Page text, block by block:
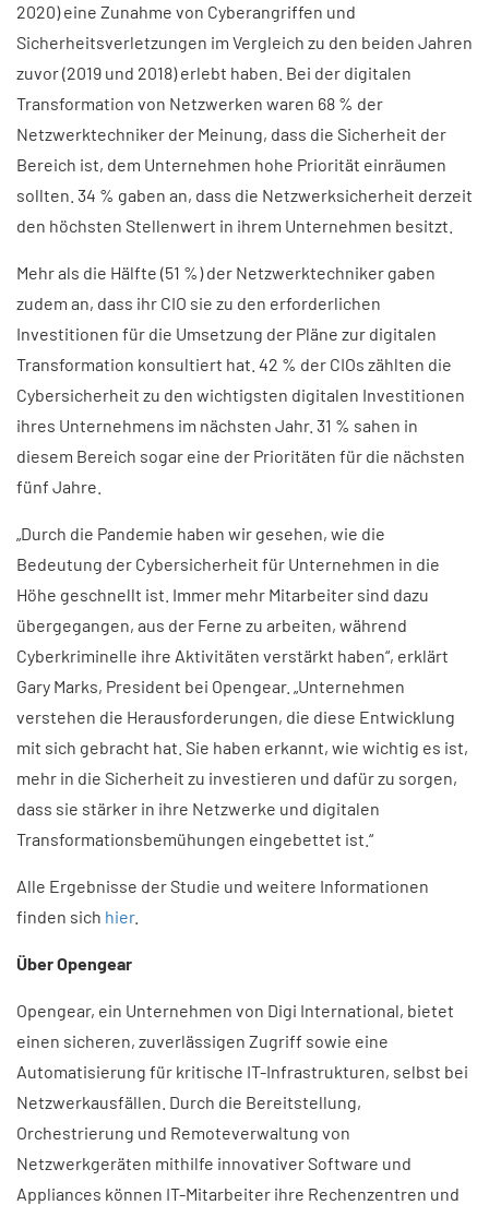
2020) eine Zunahme von Cyberangriffen und
Sicherheitsverletzungen im Vergleich zu den beiden Jahren
zuvor (2019 und 2018) erlebt haben. Bei der digitalen
Transformation von Netzwerken waren 68 % der
Netzwerktechniker der Meinung, dass die Sicherheit der
Bereich ist, dem Unternehmen hohe Priorität einräumen
sollten. 34 % gaben an, dass die Netzwerksicherheit derzeit
den höchsten Stellenwert in ihrem Unternehmen besitzt.
Mehr als die Hälfte (51 %) der Netzwerktechniker gaben
zudem an, dass ihr CIO sie zu den erforderlichen
Investitionen für die Umsetzung der Pläne zur digitalen
Transformation konsultiert hat. 42 % der CIOs zählten die
Cybersicherheit zu den wichtigsten digitalen Investitionen
ihres Unternehmens im nächsten Jahr. 31 % sahen in
diesem Bereich sogar eine der Prioritäten für die nächsten
fünf Jahre.
„Durch die Pandemie haben wir gesehen, wie die
Bedeutung der Cybersicherheit für Unternehmen in die
Höhe geschnellt ist. Immer mehr Mitarbeiter sind dazu
übergegangen, aus der Ferne zu arbeiten, während
Cyberkriminelle ihre Aktivitäten verstärkt haben“, erklärt
Gary Marks, President bei Opengear. „Unternehmen
verstehen die Herausforderungen, die diese Entwicklung
mit sich gebracht hat. Sie haben erkannt, wie wichtig es ist,
mehr in die Sicherheit zu investieren und dafür zu sorgen,
dass sie stärker in ihre Netzwerke und digitalen
Transformationsbemühungen eingebettet ist.“
Alle Ergebnisse der Studie und weitere Informationen
finden sich hier. ​
Über Opengear
Opengear, ein Unternehmen von Digi International, bietet
einen sicheren, zuverlässigen Zugriff sowie eine
Automatisierung für kritische IT-Infrastrukturen, selbst bei
Netzwerkausfällen. Durch die Bereitstellung,
Orchestrierung und Remoteverwaltung von
Netzwerkgeräten mithilfe innovativer Software und
Appliances können IT-Mitarbeiter ihre Rechenzentren und